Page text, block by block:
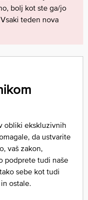
bolj kot ste ga/jo
teden nova
obliki ekskluzivnih
da ustvarite
vaš zakon,
podprete tudi naše
sebe kot tudi
ostale.